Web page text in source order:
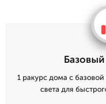
1 ракурс дома с
света для